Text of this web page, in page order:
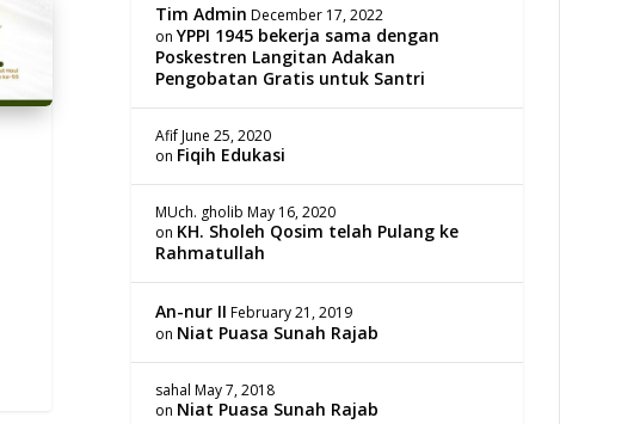
Tim Admin December 17, 2022
onYPPI 1945 bekerja sama dengan
Poskestren Langitan Adakan
Pengobatan Gratis untuk Santri
AfifJune 25, 2020
on Fiqih Edukasi
MUch. gholib May 16, 2020
on KH. Sholeh Qosim telah Pulang ke
Rahmatullah
An-nur II February 21, 2019
on Niat Puasa Sunah Rajab
sahal May 7, 2018
on Niat Puasa Sunah Rajab